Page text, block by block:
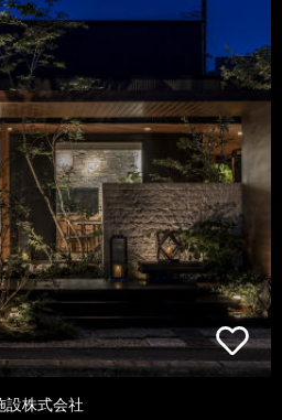
設株式会社